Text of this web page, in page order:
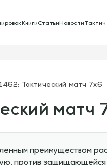
КнигиСтатьиНовости
1462: Тактический матч 7х6
матч
преимуществом
против